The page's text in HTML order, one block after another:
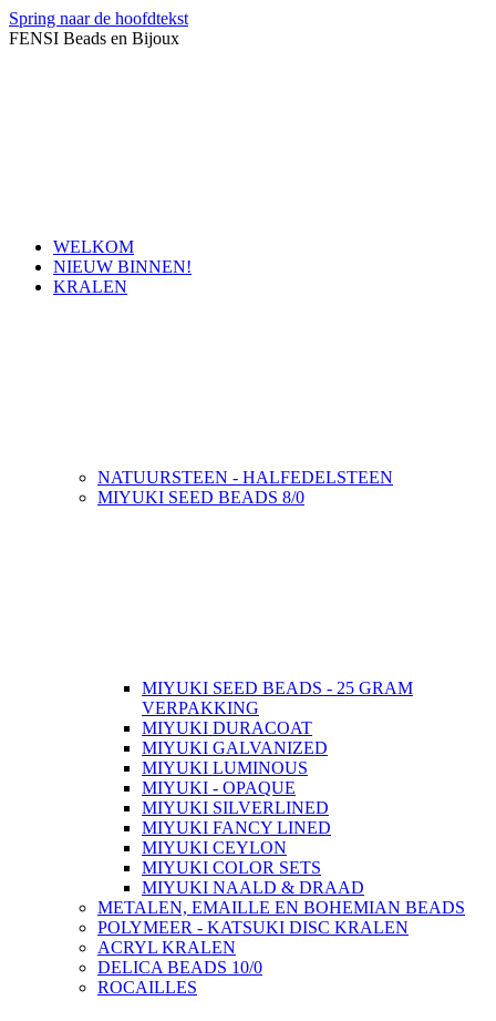
Spring naar de hoofdtekst
FENSI Beads en Bijoux
WELKOM
NIEUW BINNEN!
KRALEN
NATUURSTEEN - HALFEDELSTEEN
MIYUKI SEED BEADS 8/0
MIYUKI SEED BEADS - 25 GRAM
VERPAKKING
MIYUKI DURACOAT
MIYUKI GALVANIZED
MIYUKI LUMINOUS
MIYUKI - OPAQUE
MIYUKI SILVERLINED
MIYUKI FANCY LINED
MIYUKI CEYLON
MIYUKI COLOR SETS
MIYUKI NAALD & DRAAD
METALEN, EMAILLE EN BOHEMIAN BEADS
POLYMEER - KATSUKI DISC KRALEN
ACRYL KRALEN
DELICA BEADS 10/0
ROCAILLES